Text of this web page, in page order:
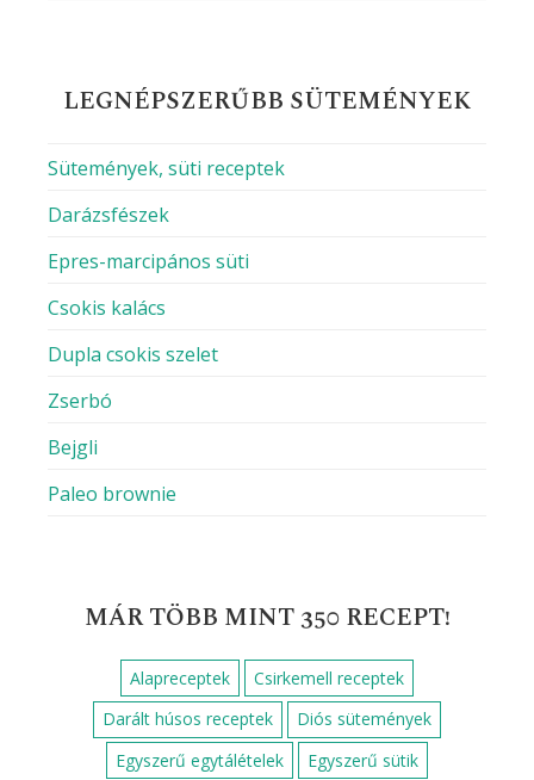
LEGNÉPSZERŰBB SÜTEMÉNYEK
Sütemények, süti receptek
Darázsfészek
Epres-marcipános süti
Csokis kalács
Dupla csokis szelet
Zserbó
Bejgli
Paleo brownie
MÁR TÖBB MINT 350 RECEPT!
Alapreceptek
Csirkemell receptek
Darált húsos receptek
Diós sütemények
Egyszerű egytálételek
Egyszerű sütik